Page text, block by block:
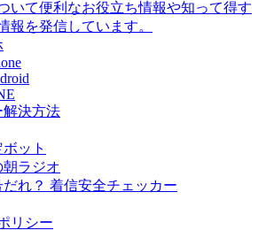
いて便利なお役立ち情報や知って得す
報を発信しています。
解決方法
ット
朝ラジオ
だれ？ 着信安全チェッカー
リシー